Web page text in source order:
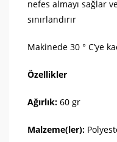
nefes almayı sağlar
sınırlandırır
Makinede 30 ° C’ye
Özellikler
Ağırlık: 60 gr
Malzeme(ler):